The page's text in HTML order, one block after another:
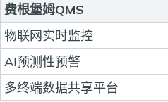
费根堡姆QMS
物联网实时监控
AI预测性预警
多终端数据共享平台